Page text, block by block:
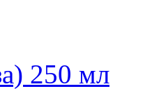
250 мл